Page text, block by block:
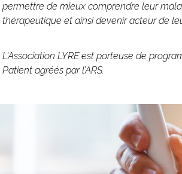
permettre de mieux comprendre leur
thérapeutique et ainsi devenir acteur de
L’Association LYRE est porteuse de
Patient agréés par l’ARS.